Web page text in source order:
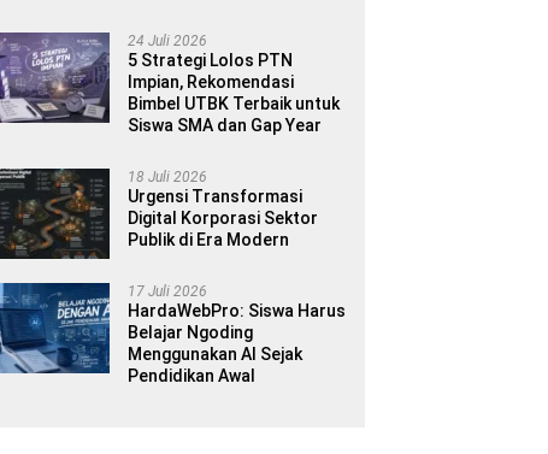
24 Juli 2026
5 Strategi Lolos PTN
Impian, Rekomendasi
Bimbel UTBK Terbaik untuk
Siswa SMA dan Gap Year
18 Juli 2026
Urgensi Transformasi
Digital Korporasi Sektor
Publik di Era Modern
17 Juli 2026
HardaWebPro: Siswa Harus
Belajar Ngoding
Menggunakan AI Sejak
Pendidikan Awal